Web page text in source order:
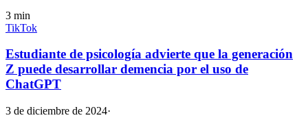
3 min
TikTok
Estudiante de psicología advierte que la generación
Z puede desarrollar demencia por el uso de
ChatGPT
3 de diciembre de 2024·